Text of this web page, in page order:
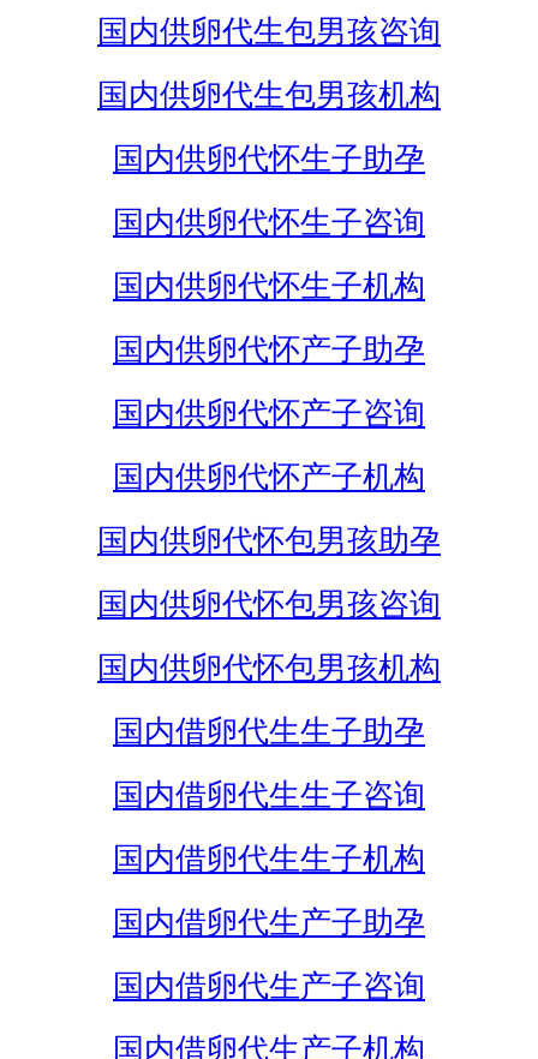
国内供卵代生包男孩咨询
国内供卵代生包男孩机构
国内供卵代怀生子助孕
国内供卵代怀生子咨询
国内供卵代怀生子机构
国内供卵代怀产子助孕
国内供卵代怀产子咨询
国内供卵代怀产子机构
国内供卵代怀包男孩助孕
国内供卵代怀包男孩咨询
国内供卵代怀包男孩机构
国内借卵代生生子助孕
国内借卵代生生子咨询
国内借卵代生生子机构
国内借卵代生产子助孕
国内借卵代生产子咨询
国内借卵代生产子机构